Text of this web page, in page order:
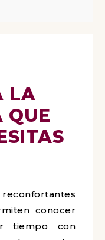
LA
QUE
reconfortantes
conocer
tiempo con